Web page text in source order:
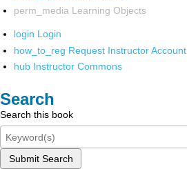
perm_media Learning Objects
login Login
how_to_reg Request Instructor Account
hub Instructor Commons
Search
Search this book
Submit Search